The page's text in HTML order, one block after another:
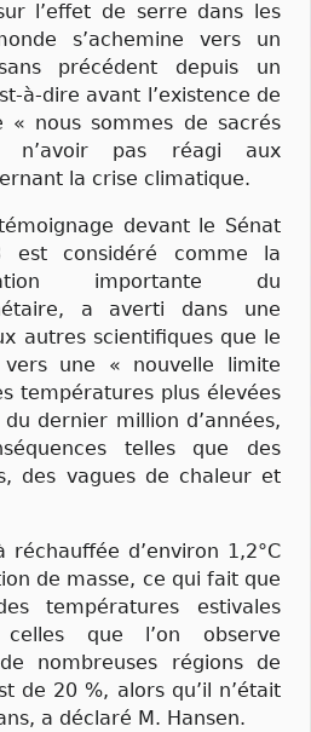
l’effet de serre dans les
s’achemine vers un
précédent depuis un
à-dire avant l’existence de
« nous sommes de sacrés
n’avoir pas réagi aux
la crise climatique.
devant le Sénat
est considéré comme la
importante du
a averti dans une
autres scientifiques que le
une « nouvelle limite
températures plus élevées
dernier million d’années,
telles que des
des vagues de chaleur et
réchauffée d’environ 1,2°C
de masse, ce qui fait que
températures estivales
que l’on observe
nombreuses régions de
de 20 %, alors qu’il n’était
a déclaré M. Hansen.